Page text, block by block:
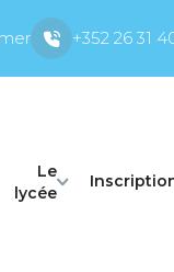
+352 26 31
Le
lycée